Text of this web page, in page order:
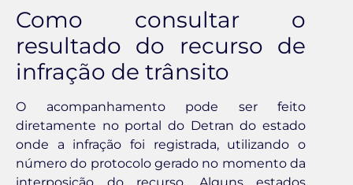
Como consultar o
resultado do recurso de
infração de trânsito
O acompanhamento pode ser feito
diretamente no portal do Detran do estado
onde a infração foi registrada, utilizando o
número do protocolo gerado no momento da